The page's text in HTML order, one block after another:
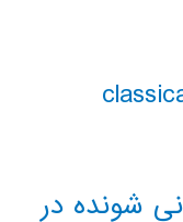
شونده در